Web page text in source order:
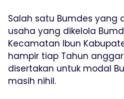
Salah satu Bumdes yang
usaha yang dikelola
Kecamatan Ibun
hampir tiap Tahun
disertakan untuk modal
masih nihil.